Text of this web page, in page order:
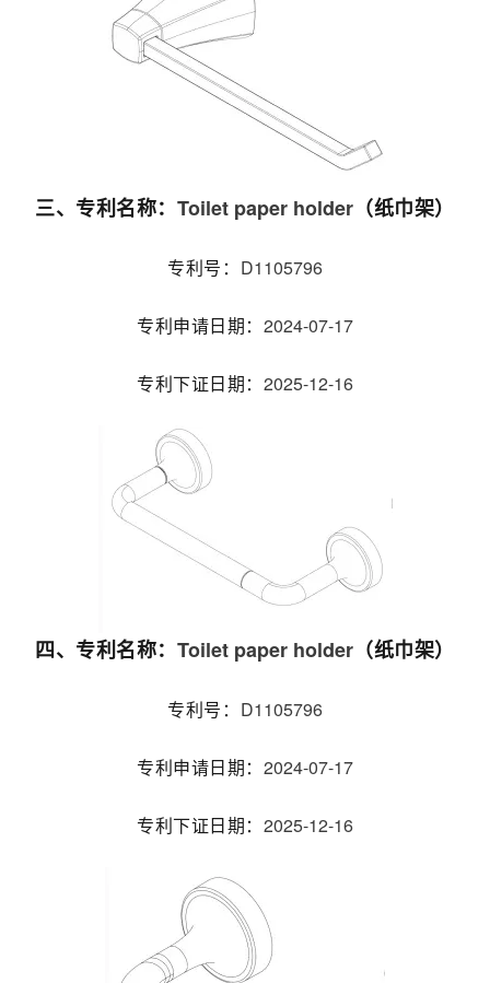
三、专利名称：Toilet paper holder （纸巾架）
专利号： D1105796
专利申请日期： 2024-07-17
专利下证日期： 2025-12-16
四、专利名称：Toilet paper holder （纸巾架）
专利号： D1105796
专利申请日期： 2024-07-17
专利下证日期： 2025-12-16